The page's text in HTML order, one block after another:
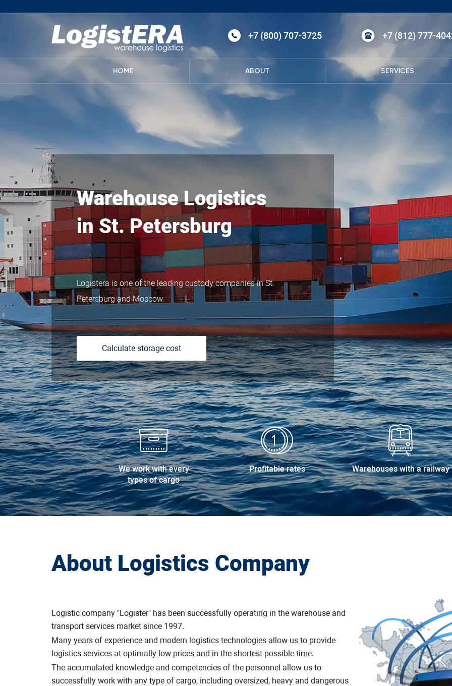
+7 (800) 707-3725 +7 (812) 777-
HOME ABOUT SERVICES
Warehouse Logistics
in St. Petersburg
Logistera is one of the leading custody companies in St.
Petersburg and Moscow.
Calculate storage cost
We work with every
types of cargo
Profitable rates Warehouses with a railway
About Logistics Company
Logistic company "Logister" has been successfully operating in the warehouse and
transport services market since 1997.
Many years of experience and modern logistics technologies allow us to provide
logistics services at optimally low prices and in the shortest possible time.
The accumulated knowledge and competencies of the personnel allow us to
successfully work with any type of cargo, including oversized, heavy and dangerous